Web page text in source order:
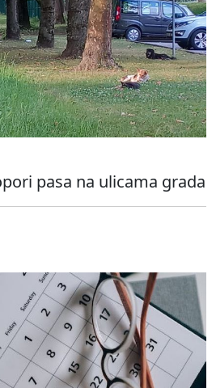
pasa na ulicama grada